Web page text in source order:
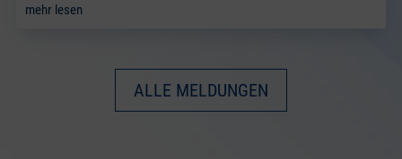
mehr lesen
ALLE MELDUNGEN